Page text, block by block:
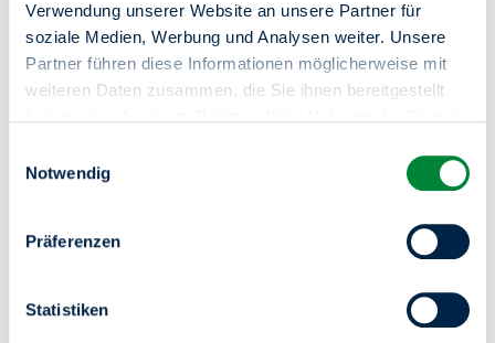
Verwendung unserer Website an unsere Partner für
soziale Medien, Werbung und Analysen weiter. Unsere
Partner führen diese Informationen möglicherweise mit
weiteren Daten zusammen, die Sie ihnen bereitgestellt
Sie haben das Recht Ihre erteilten Einwilligungen
jederzeit zu widerrufen. Dies ist über einen erneuten
Aufruf dieses Tools über den Button am unteren linken
Rand möglich.
Notwendig
Präferenzen
Statistiken
Online-Service
Mo-Do von 8-18 Uhr / Fr von 8-15 Uhr